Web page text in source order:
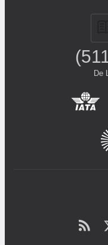
De